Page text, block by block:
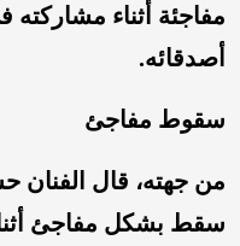
مفاجئة أثناء
أصدقائه.
سقوط مفاجئ
من جهته، قال
سقط بشكل مفاجئ